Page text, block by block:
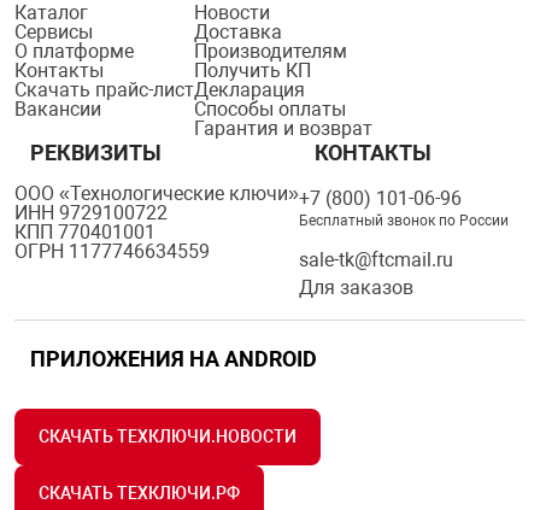
Каталог
Сервисы
О платформе
Контакты
Скачать прайс-лист
Вакансии
Новости
Доставка
Производителям
Получить КП
Декларация
Способы оплаты
Гарантия и возврат
РЕКВИЗИТЫ
ООО «Технологические ключи»
ИНН 9729100722
КПП 770401001
ОГРН 1177746634559
КОНТАКТЫ
+7 (800) 101-06-96
Бесплатный звонок по России
sale-tk@ftcmail.ru
Для заказов
ПРИЛОЖЕНИЯ НА ANDROID
СКАЧАТЬ ТЕХКЛЮЧИ.НОВОСТИ
СКАЧАТЬ ТЕХКЛЮЧИ.РФ